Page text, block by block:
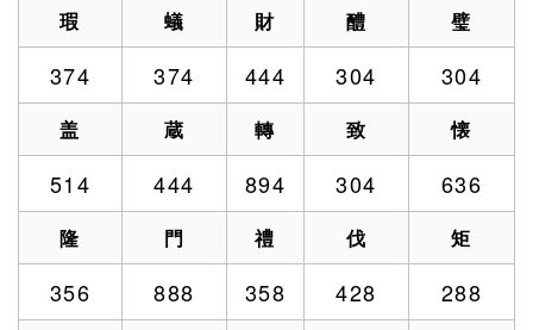
瑕 蟻 財 醴 璧
374 374 444 304 304
盖 蔵 轉 致 懐
514 444 894 304 636
隆 門 禮 伐 矩
356 888 358 428 288